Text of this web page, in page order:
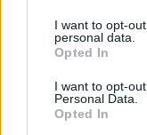
I want to opt-
personal data.
Opted In
I want to opt-
Personal Data.
Opted In